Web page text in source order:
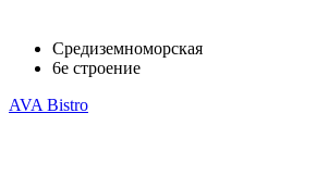
Средиземноморская
6е строение
AVA Bistro